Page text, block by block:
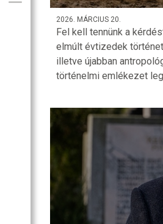
2026. MÁRCIUS 20.
Fel kell tennünk a
elmúlt évtizedek
illetve újabban
történelmi emlékezet